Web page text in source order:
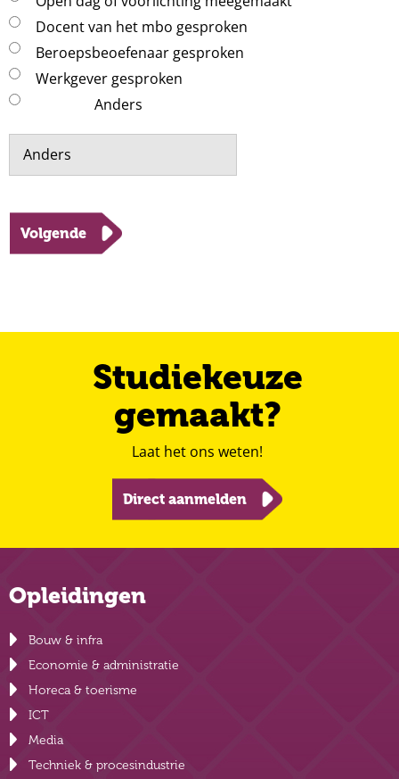
Docent van het mbo gesproken
Beroepsbeoefenaar gesproken
Werkgever gesproken
Anders
Volgende
Studiekeuze
gemaakt?
Laat het ons weten!
Direct aanmelden
Opleidingen
Bouw & infra
Economie & administratie
Horeca & toerisme
ICT
Media
Techniek & procesindustrie